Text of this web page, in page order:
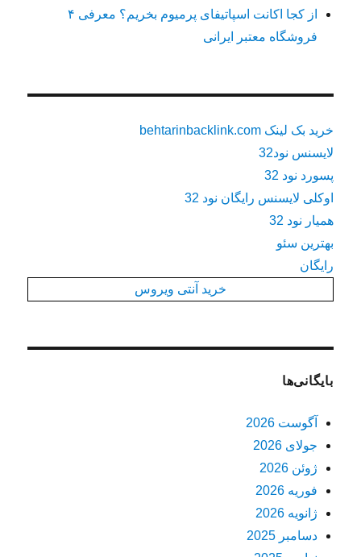
از کجا اکانت اسپاتیفای پرمیوم بخریم؟ معرفی ۴
فروشگاه معتبر ایرانی
خرید بک لینک behtarinbacklink.com
لایسنس نود32
پسورد نود 32
اوکلی لایسنس رایگان نود 32
همیار نود 32
بهترین سئو
رایگان
خرید آنتی ویروس
بایگانی‌ها
آگوست 2026
جولای 2026
ژوئن 2026
فوریه 2026
ژانویه 2026
دسامبر 2025